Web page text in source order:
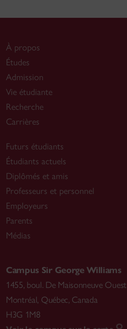
À propos
Études
Admission
Vie étudiante
Recherche
Carrières
Futurs étudiants
Étudiants actuels
Diplômés et amis
Professeurs et personnel
Employeurs
Parents
Médias
Campus Sir George Williams
1455, boul. De Maisonneuve Ouest
Montréal, Québec, Canada
H3G 1M8